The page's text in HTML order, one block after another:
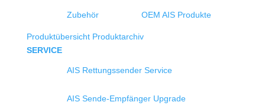
Zubehör OEM AIS Produkte
Produktübersicht Produktarchiv
SERVICE
AIS Rettungssender Service
AIS Sende-Empfänger Upgrade